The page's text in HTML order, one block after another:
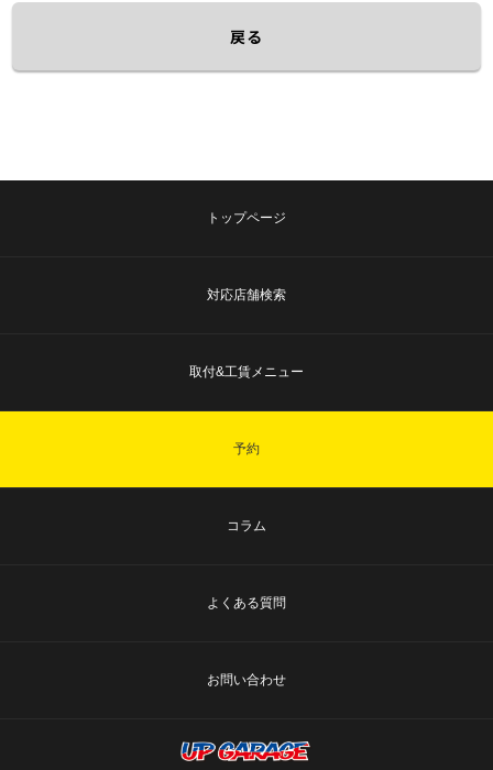
戻る
トップページ
対応店舗検索
取付&工賃メニュー
予約
コラム
よくある質問
お問い合わせ